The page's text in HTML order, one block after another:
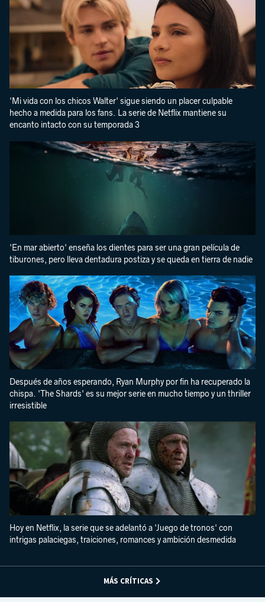
'Mi vida con los chicos Walter' sigue siendo un placer culpable
hecho a medida para los fans. La serie de Netflix mantiene su
encanto intacto con su temporada 3
'En mar abierto' enseña los dientes para ser una gran película de
tiburones, pero lleva dentadura postiza y se queda en tierra de nadie
Después de años esperando, Ryan Murphy por fin ha recuperado la
chispa. 'The Shards' es su mejor serie en mucho tiempo y un thriller
irresistible
Hoy en Netflix, la serie que se adelantó a 'Juego de tronos' con
intrigas palaciegas, traiciones, romances y ambición desmedida
MÁS CRÍTICAS